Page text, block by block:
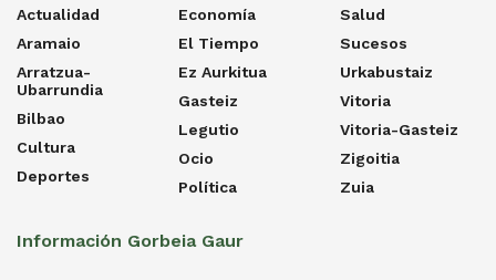
Actualidad
Aramaio
Arratzua-
Ubarrundia
Bilbao
Cultura
Deportes
Economía
El Tiempo
Ez Aurkitua
Gasteiz
Legutio
Ocio
Política
Salud
Sucesos
Urkabustaiz
Vitoria
Vitoria-Gasteiz
Zigoitia
Zuia
Información Gorbeia Gaur